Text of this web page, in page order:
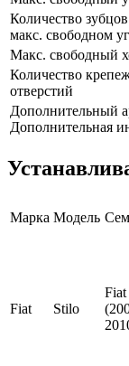
Количество
макс. свободном
Макс. свободный
Количество
отверстий
Дополнительный
Дополнительная
Марка Модель
Fiat Stilo